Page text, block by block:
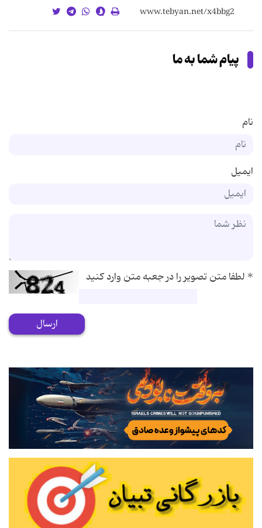
پیام شما به ما
نام
ایمیل
*لطفا متن تصویر را در جعبه متن وارد کنید
ارسال